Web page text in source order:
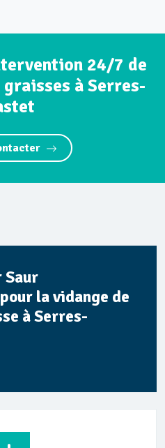
24/7 de
à Serres-
Saur
la vidange de
à Serres-